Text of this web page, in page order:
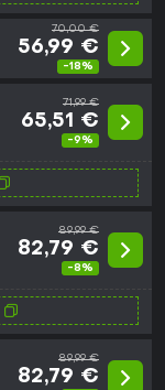
70,00 €
56,99 €
-18%
71,99 €
65,51 €
-9%
89,99 €
82,79 €
-8%
89,99 €
82,79 €